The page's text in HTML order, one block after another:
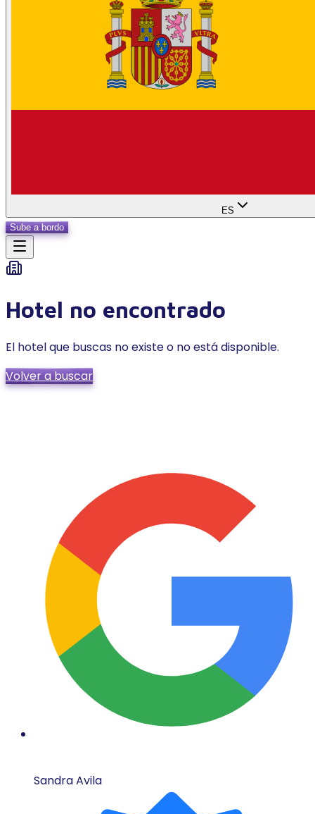
ES
Sube a bordo
Hotel no encontrado
El hotel que buscas no existe o no está disponible.
Volver a buscar
Sandra Avila